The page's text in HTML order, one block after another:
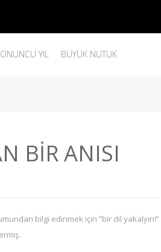
ONUNCU YIL BÜYÜK NUTUK
BİR ANISI
bilgi edinmek için ”bir dil yakalyın!”